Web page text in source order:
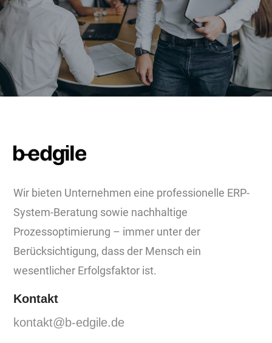
Wir bieten Unternehmen eine professionelle ERP-
System-Beratung sowie nachhaltige
Prozessoptimierung – immer unter der
Berücksichtigung, dass der Mensch ein
wesentlicher Erfolgsfaktor ist.
Kontakt
kontakt@b-edgile.de